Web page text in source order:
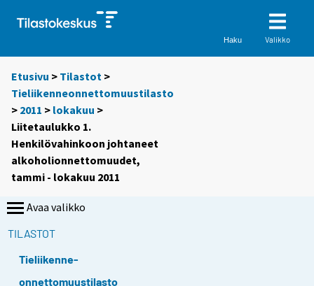
Haku Valikko
Etusivu > Tilastot >
Tieliikenneonnettomuustilasto
> 2011 > lokakuu >
Liitetaulukko 1.
Henkilövahinkoon johtaneet
alkoholionnettomuudet,
tammi - lokakuu 2011
Avaa valikko
TILASTOT
Tieliikenne-
onnettomuustilasto